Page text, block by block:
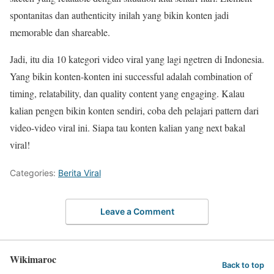
spontanitas dan authenticity inilah yang bikin konten jadi
memorable dan shareable.
Jadi, itu dia 10 kategori video viral yang lagi ngetren di Indonesia.
Yang bikin konten-konten ini successful adalah combination of
timing, relatability, dan quality content yang engaging. Kalau
kalian pengen bikin konten sendiri, coba deh pelajari pattern dari
video-video viral ini. Siapa tau konten kalian yang next bakal
viral!
Categories: Berita Viral
Leave a Comment
Wikimaroc Back to top